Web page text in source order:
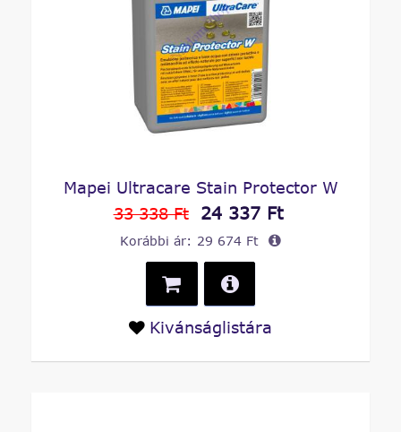
Mapei Ultracare Stain Protector W
33 338 Ft
24 337 Ft
Korábbi ár: 29 674 Ft
Kivánságlistára